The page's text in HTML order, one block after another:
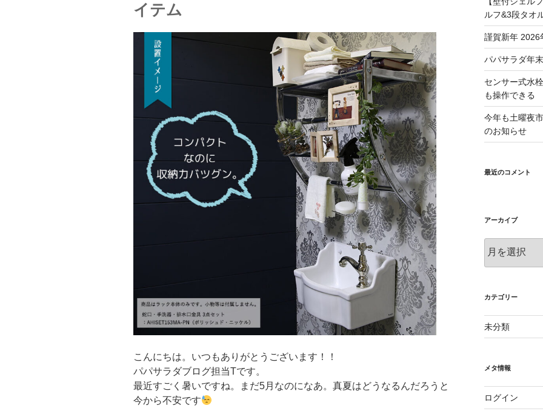
イテム
こんにちは。いつもありがとうございます！！
パパサラダブログ担当Tです。
最近すごく暑いですね。まだ5月なのになあ。真夏はどうなるんだろうと
今から不安です
ルフ&3段タオ
謹賀新年 2026
パパサラダ年
センサー式水
も操作できる
今年も土曜夜
のお知らせ
最近のコメント
アーカイブ
ー
ブ
カテゴリー
未分類
メタ情報
ログイン